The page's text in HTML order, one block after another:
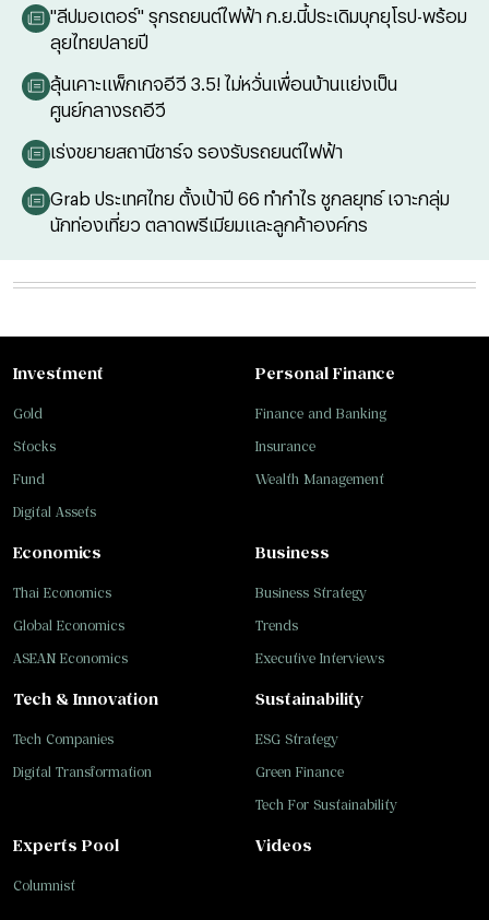
"ลีปมอเตอร์" รุกรถยนต์ไฟฟ้า ก.ย.นี้ประเดิมบุกยุโรป-พร้อม
ลุยไทยปลายปี
ลุ้นเคาะแพ็กเกจอีวี 3.5! ไม่หวั่นเพื่อนบ้านแย่งเป็น
ศูนย์กลางรถอีวี
เร่งขยายสถานีชาร์จ รองรับรถยนต์ไฟฟ้า
Grab ประเทศไทย ตั้งเป้าปี 66 ทำกำไร ชูกลยุทธ์ เจาะกลุ่ม
นักท่องเที่ยว ตลาดพรีเมียมและลูกค้าองค์กร
Investment
Gold
Stocks
Fund
Digital Assets
Personal Finance
Finance and Banking
Insurance
Wealth Management
Business
Business Strategy
Trends
Executive Interviews
Tech & Innovation
Tech Companies
Digital Transformation
Sustainability
ESG Strategy
Green Finance
Tech For Sustainability
Economics
Thai Economics
Global Economics
ASEAN Economics
Experts Pool
Columnist
Videos